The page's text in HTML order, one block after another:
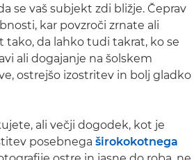
se vaš subjekt zdi bližje. Čeprav
kar povzroči zrnate ali
tako, da lahko tudi takrat, ko se
ali dogajanje na šolskem
ostrejšo izostritev in bolj gladko
ali večji dogodek, kot je
posebnega širokokotnega